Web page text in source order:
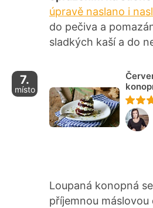
úpravě naslano i
do pečiva a
sladkých kaší a do
7.
místo
Loupaná konopná
příjemnou máslovou